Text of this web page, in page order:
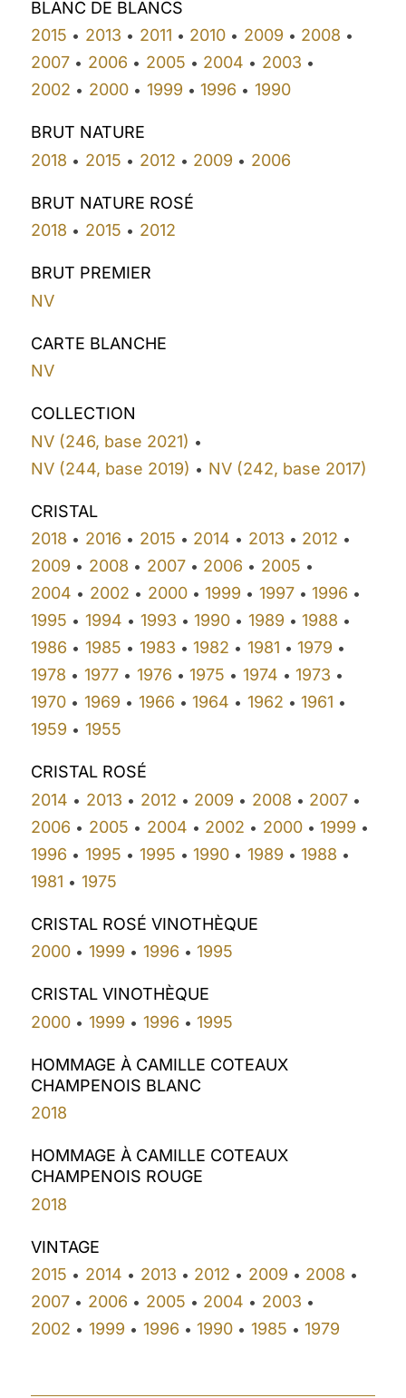
BLANC DE BLANCS
2015 • 2013 • 2011 • 2010 • 2009 • 2008 •
2007 • 2006 • 2005 • 2004 • 2003 •
2002 • 2000• 1999 • 1996 • 1990
BRUT NATURE
2018 • 2015 • 2012 • 2009 • 2006
BRUT NATURE ROSÉ
2018 • 2015 • 2012
BRUT PREMIER
NV
CARTE BLANCHE
NV
COLLECTION
NV (246, base 2021) •
NV (244, base 2019) • NV (242, base 2017)
CRISTAL
2018 • 2016 • 2015 • 2014 • 2013 • 2012 •
2009 • 2008 • 2007• 2006 • 2005 •
2004 • 2002 • 2000• 1999 • 1997• 1996 •
1995 • 1994 • 1993 • 1990 • 1989 • 1988 •
1986 • 1985 • 1983 • 1982 • 1981 • 1979 •
1978 • 1977• 1976 • 1975 • 1974 • 1973 •
1970 • 1969 • 1966 • 1964 • 1962 • 1961 •
1959 • 1955
CRISTAL ROSÉ
2014 • 2013 • 2012 • 2009 • 2008 • 2007 •
2006 • 2005 • 2004 • 2002 • 2000• 1999 •
1996 • 1995 • 1995 • 1990 • 1989 • 1988 •
1981 • 1975
CRISTAL ROSÉ VINOTHÈQUE
2000 • 1999 • 1996 • 1995
CRISTAL VINOTHÈQUE
2000 • 1999 • 1996 • 1995
HOMMAGE À CAMILLE COTEAUX
CHAMPENOIS BLANC
2018
HOMMAGE À CAMILLE COTEAUX
CHAMPENOIS ROUGE
2018
VINTAGE
2015 • 2014 • 2013 • 2012 • 2009 • 2008 •
2007 • 2006 • 2005 • 2004 • 2003 •
2002 • 1999 • 1996 • 1990 • 1985 • 1979